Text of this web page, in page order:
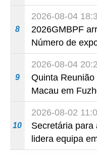
8
2026-08-04
2026GMBPF
Número de
em 18 anos
9
2026-08-04
Quinta
Macau em
10
2026-08-02
Secretária para
lidera equipa
locais para